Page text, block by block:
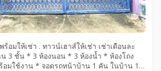
อมให้เช่า . ทาวน์เฮาส์ให้เช่า เช่าเดือนละ
3 ชั้น * 3 ห้องนอน * 3 ห้องน้ำ * ห้องโถง
มใช้งาน * จอดรถหน้าบ้าน 1 คัน ในบ้าน 1